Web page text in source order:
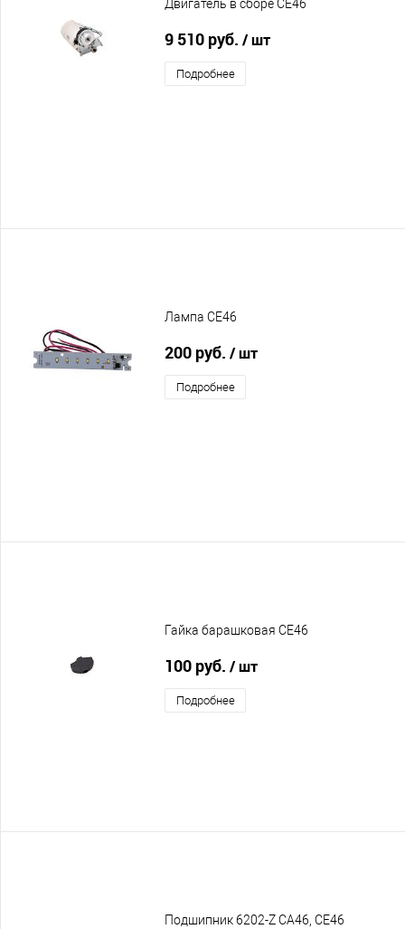
Двигатель в сборе CE46
9 510 руб. / шт
Подробнее
Лампа CE46
200 руб. / шт
Подробнее
Гайка барашковая CE46
100 руб. / шт
Подробнее
Подшипник 6202-Z CA46, CE46